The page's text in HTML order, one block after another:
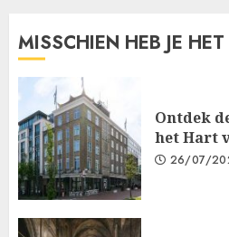
MISSCHIEN HEB JE
Ontdek
het Hart
26/07/